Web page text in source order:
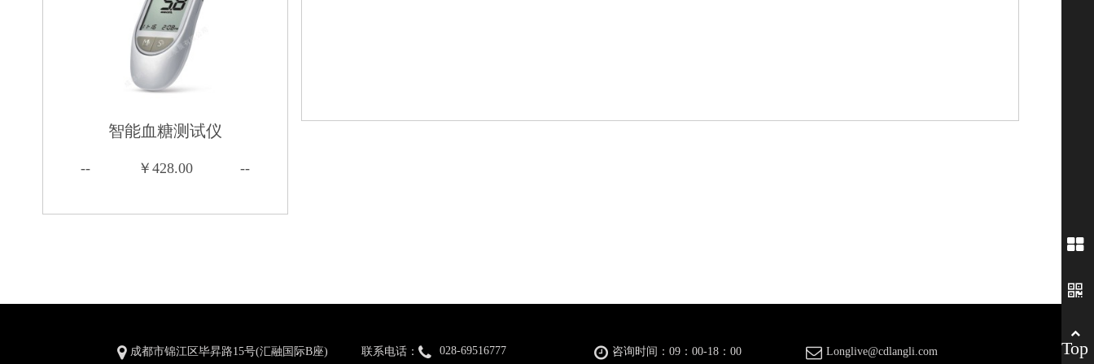
Top
智能血糖测试仪
-- ￥428.00 --
成都市锦江区毕昇路15号(汇融国际B座) 联系电话： 028-69516777 咨询时间：09：00-18：00 Longlive@cdlangli.com